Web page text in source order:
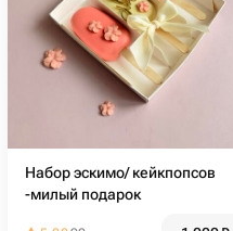
Набор эскимо/ кейкпопсов
-милый подарок